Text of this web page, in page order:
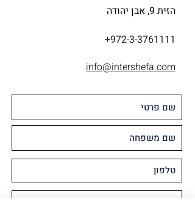
הזית 9, אבן יהודה
+972-3-3761111
info@intershefa.com